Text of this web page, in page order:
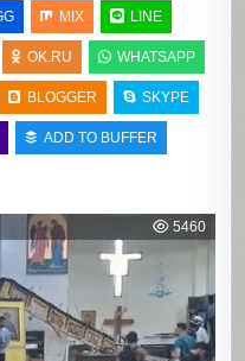
MIX LINE
OK.RU WHATSAPP
BLOGGER SKYPE
ADD TO BUFFER
5460